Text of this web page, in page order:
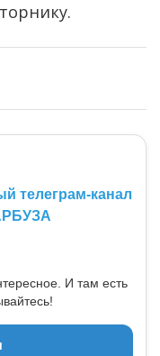
телеграм-канал
И там есть